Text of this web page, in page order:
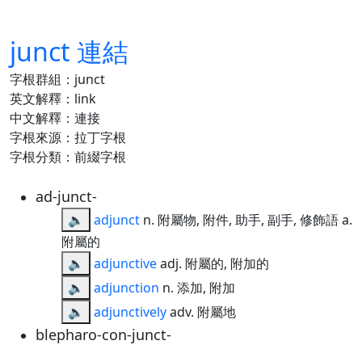
junct 連結
字根群組：junct
英文解釋：link
中文解釋：連接
字根來源：拉丁字根
字根分類：前綴字根
ad-junct-
🔈 adjunct n. 附屬物, 附件, 助手, 副手, 修飾語 a.
附屬的
🔈
adjunctiveadj. 附屬的, 附加的
🔈
adjunction n. 添加, 附加
🔈
adjunctivelyadv. 附屬地
blepharo-con-junct-